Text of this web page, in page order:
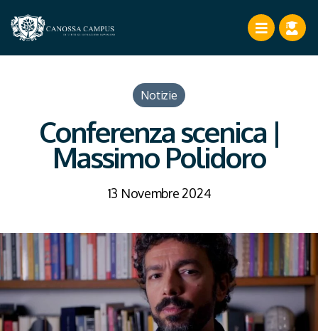
Notizie
Conferenza scenica |
Massimo Polidoro
13 Novembre 2024